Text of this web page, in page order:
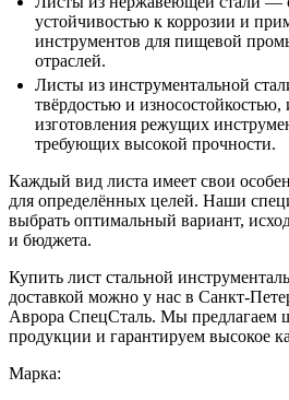
устойчивостью к коррозии и
инструментов для пищевой
отраслей.
Листы из инструментальной
твёрдостью и износостойкостью,
изготовления режущих
требующих высокой прочности.
Каждый вид листа имеет свои
для определённых целей. Наши
выбрать оптимальный вариант,
и бюджета.
Купить лист стальной
доставкой можно у нас в Санкт-
Аврора СпецСталь. Мы предлагаем
продукции и гарантируем высокое
Марка: